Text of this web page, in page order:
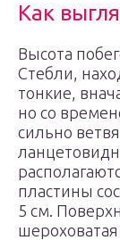
Как
Высота
Стебли,
тонкие,
но со
сильно
пластины
5 см.